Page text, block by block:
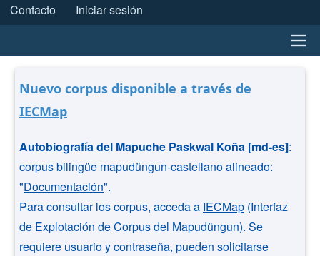
Menú
usuario
Contacto Iniciar sesión
Nuevo corpus disponible a través de
IECMap
Autobiografía del Mapuche Paskwal Koña [md-es]:
corpus bilingüe mapudüngun-castellano alineado:
"Documentación".
Para consultar los corpus, acceda a IECMap (Interfaz
de Explotación de Corpus del Mapudüngun). Se
requiere usuario y contraseña, pueden solicitarse